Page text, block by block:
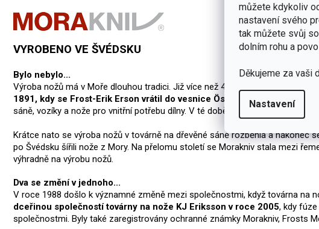
můžete kdykoliv
nastavení svého
tak můžete svůj
dolním rohu a
Děkujeme za vaši
Nastavení
VYROBENO VE ŠVÉDSKU
Bylo nebylo...
Výroba nožů má v Moře dlouhou tradici. Již více než 400 let vyrábíme ostré
1891, kdy se Frost-Erik Erson vrátil do vesnice Östnor ve městě Mora
sáně, vozíky a nože pro vnitřní potřebu dílny. V té době bylo důležité
Krátce nato se výroba nožů v továrně na dřevěné sáně rozběhla a nakonec
po Švédsku šířili nože z Mory. Na přelomu století se Morakniv stala mezi
výhradně na výrobu nožů.
Dva se změní v jednoho...
V roce 1988 došlo k významné změně mezi společnostmi, když továrna na
dceřinou společností továrny na nože KJ Eriksson v roce 2005, kdy
společnostmi. Byly také zaregistrovány ochranné známky Morakniv, Frosts